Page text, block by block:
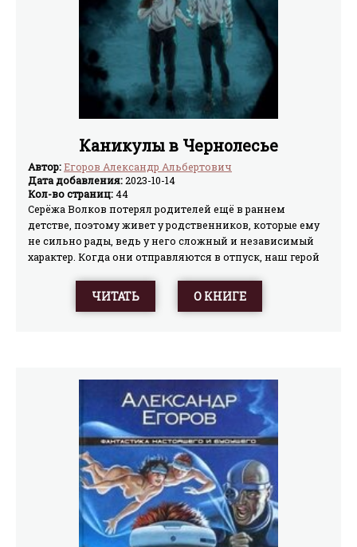
Каникулы в Чернолесье
Автор:Егоров Александр Альбертович
Дата добавления:2023-10-14
Кол-во страниц:44
Серёжа Волков потерял родителей ещё в раннем
детстве, поэтому живет у родственников, которые ему
не сильно рады, ведь у него сложный и независимый
характер. Когда они отправляются в отпуск, наш герой
живёт в заповеднике в Белоруссии. Прекрасная
природа, по-настоящему близкий родной человек, что
«Эдельвейс», да и про самого себя, как оказывается, он
знаем очень и очень мало… Для широкого круга
ЧИТАТЬ О КНИГЕ